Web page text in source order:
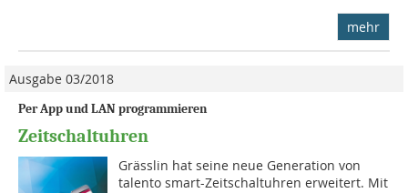
mehr
Ausgabe 03/2018
Per App und LAN programmieren
Zeitschaltuhren
Grässlin hat seine neue Gene­ra­tion von
talento smart-Zeitschaltuhren erweitert. Mit